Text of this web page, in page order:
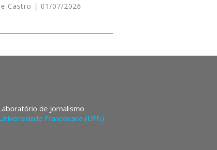
Castro 01/07/2026
de Jornalismo
Franciscana (UFN)